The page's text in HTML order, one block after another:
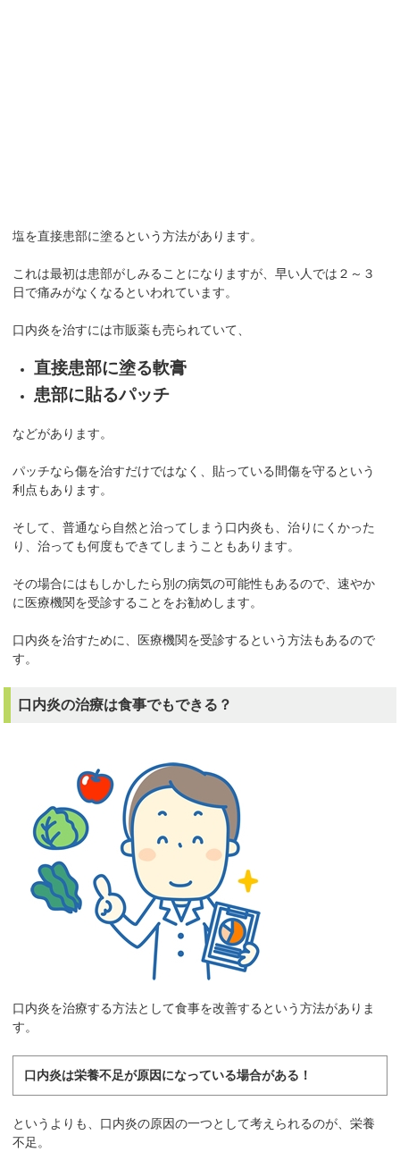
塩を直接患部に塗るという方法があります。
これは最初は患部がしみることになりますが、早い人では２～３
日で痛みがなくなるといわれています。
口内炎を治すには市販薬も売られていて、
直接患部に塗る軟膏
患部に貼るパッチ
などがあります。
パッチなら傷を治すだけではなく、貼っている間傷を守るという
利点もあります。
そして、普通なら自然と治ってしまう口内炎も、治りにくかった
り、治っても何度もできてしまうこともあります。
その場合にはもしかしたら別の病気の可能性もあるので、速やか
に医療機関を受診することをお勧めします。
口内炎を治すために、医療機関を受診するという方法もあるので
す。
口内炎の治療は食事でもできる？
口内炎を治療する方法として食事を改善するという方法がありま
す。
口内炎は栄養不足が原因になっている場合がある！
というよりも、口内炎の原因の一つとして考えられるのが、栄養
不足。